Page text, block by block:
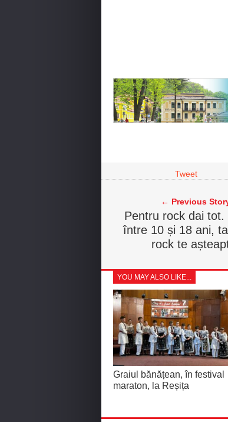
Tweet
← Previous
Pentru rock dai tot.
între 10 și 18 ani,
rock te
YOU MAY ALSO LIKE...
Graiul bănățean, în festival
maraton, la Reșița